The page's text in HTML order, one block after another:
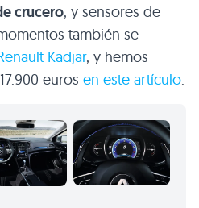
crucero, y sensores de
también se
Kadjar, y hemos
euros en este artículo.